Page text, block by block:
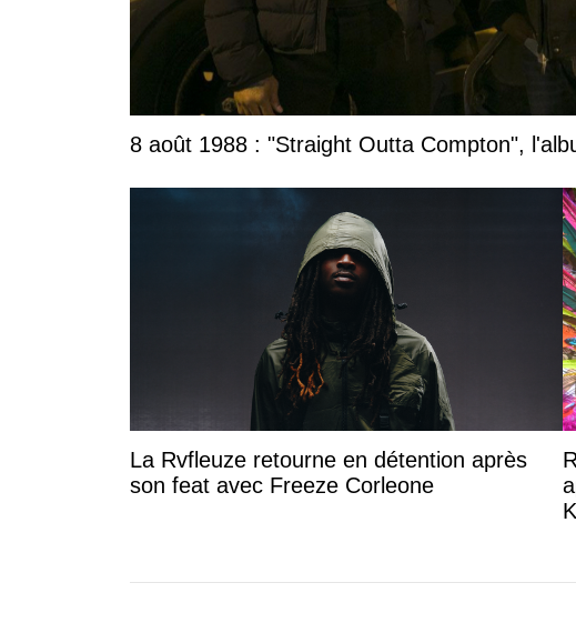
8 août 1988 : "Straight Outta Compton",
La Rvfleuze retourne en détention après
son feat avec Freeze Corleone